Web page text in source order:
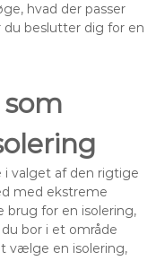
hvad der passer
du beslutter dig for en
i valget af den rigtige
med ekstreme
brug for en isolering,
bor i et område
vælge en isolering,